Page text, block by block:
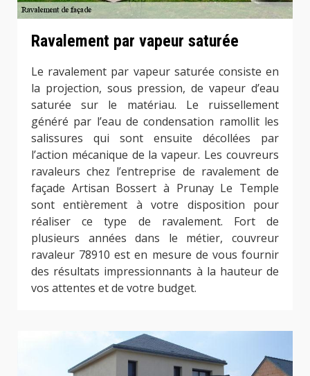
Ravalement par vapeur saturée
Le ravalement par vapeur saturée consiste en
la projection, sous pression, de vapeur d’eau
saturée sur le matériau. Le ruissellement
généré par l’eau de condensation ramollit les
salissures qui sont ensuite décollées par
l’action mécanique de la vapeur. Les couvreurs
ravaleurs chez l’entreprise de ravalement de
façade Artisan Bossert à Prunay Le Temple
sont entièrement à votre disposition pour
réaliser ce type de ravalement. Fort de
plusieurs années dans le métier, couvreur
ravaleur 78910 est en mesure de vous fournir
des résultats impressionnants à la hauteur de
vos attentes et de votre budget.